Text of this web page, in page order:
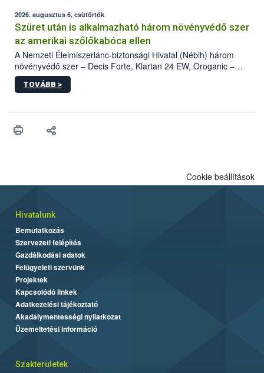
az intenzív felderítést, emellett az intézkedéseket a szlovák
hatósággal is összehangolják a terjedés megállítása érdekében.
2026. augusztus 6, csütörtök
Szüret után is alkalmazható három növényvédő szer
az amerikai szőlőkabóca ellen
A Nemzeti Élelmiszerlánc-biztonsági Hivatal (Nébih) három
növényvédő szer – Decis Forte, Klartan 24 EW, Oroganic –
engedélyokiratát módosította, így azok a szüretet követően,
egészen a vesszőérettség (BBCH 91) stádiumáig
érésű szőlőkben is legyen lehetőség a károsító elleni további
felhasználók számára is elérhető és ökológiai termesztésben is
TOVÁBB >
Cookie beállítások
Hivatalunk
Bemutatkozás
Szervezeti felépítés
Gazdálkodási adatok
Felügyeleti szervünk
Projektek
Kapcsolódó linkek
Adatkezelési tájékoztató
Akadálymentességi nyilatkozat
Üzemeltetési információ
Szakterületek